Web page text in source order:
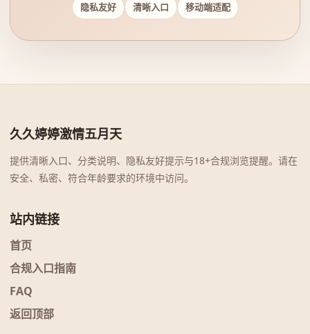
隐私友好 清晰入口 移动端适配
久久婷婷激情五月天
提供清晰入口、分类说明、隐私友好提示与18+合规浏览提醒。请在
安全、私密、符合年龄要求的环境中访问。
站内链接
首页
合规入口指南
FAQ
返回顶部